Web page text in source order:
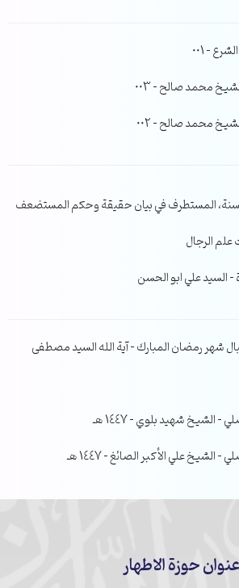
– 001
محمد صالح – 003
محمد صالح – 002
المستطرف في بيان حقيقة وحكم المستضعف
علم الرجال
– السيد علي ابو الحسن
شهر رمضان المبارك – آية الله السيد مصطفى
شهيد بلوي – 1447 هـ
علي الأكبر الصائغ – 1447 هـ
عنوان حوزة الاطهار